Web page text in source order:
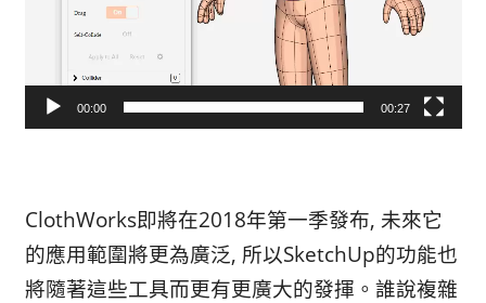
00:00 00:27
ClothWorks即將在2018年第一季發布, 未來它
的應用範圍將更為廣泛, 所以SketchUp的功能也
將隨著這些工具而更有更廣大的發揮。誰說複雜